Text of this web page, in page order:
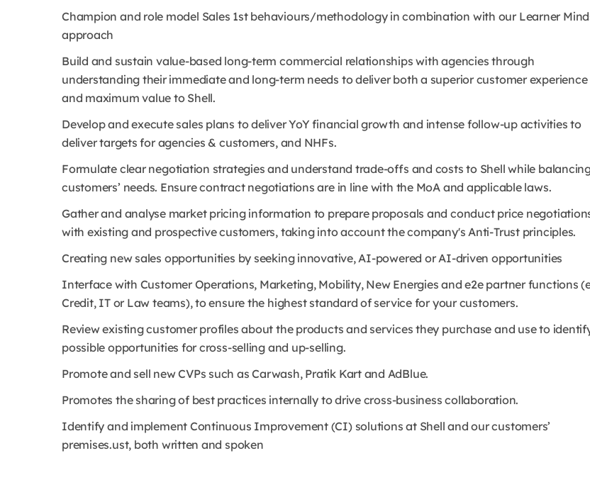
Champion and role model Sales 1st behaviours/methodology in combination with our Learner
approach
Build and sustain value-based long-term commercial relationships with agencies through
understanding their immediate and long-term needs to deliver both a superior customer experience
and maximum value to Shell.
Develop and execute sales plans to deliver YoY financial growth and intense follow-up activities to
deliver targets for agencies & customers, and NHFs.
Formulate clear negotiation strategies and understand trade-offs and costs to Shell while
customers’ needs. Ensure contract negotiations are in line with the MoA and applicable laws.
Gather and analyse market pricing information to prepare proposals and conduct price
with existing and prospective customers, taking into account the company's Anti-Trust principles.
Creating new sales opportunities by seeking innovative, AI-powered or AI-driven opportunities
Interface with Customer Operations, Marketing, Mobility, New Energies and e2e partner functions
Credit, IT or Law teams), to ensure the highest standard of service for your customers.
Review existing customer profiles about the products and services they purchase and use to
possible opportunities for cross-selling and up-selling.
Promote and sell new CVPs such as Carwash, Pratik Kart and AdBlue.
Promotes the sharing of best practices internally to drive cross-business collaboration.
Identify and implement Continuous Improvement (CI) solutions at Shell and our customers’
premises.ust, both written and spoken